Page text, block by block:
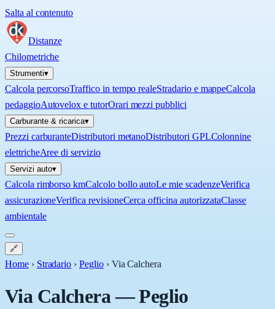
Salta al contenuto
Distanze
Chilometriche
Strumenti▾
Calcola percorsoTraffico in tempo realeStradario e mappeCalcola
pedaggioAutovelox e tutorOrari mezzi pubblici
Carburante & ricarica▾
Prezzi carburanteDistributori metanoDistributori GPLColonnine
elettricheAree di servizio
Servizi auto▾
Calcola rimborso kmCalcolo bollo autoLe mie scadenzeVerifica
assicurazioneVerifica revisioneCerca officina autorizzataClasse
ambientale
🔗
Home › Stradario › Peglio › Via Calchera
Via Calchera—Peglio